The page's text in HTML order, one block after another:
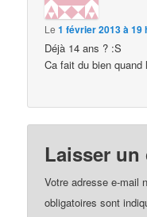
Le1 février 2013 à 19
Déjà 14 ans ? :S
Ca fait du bien
Laisser un
Votre adresse e-mail
obligatoires sont